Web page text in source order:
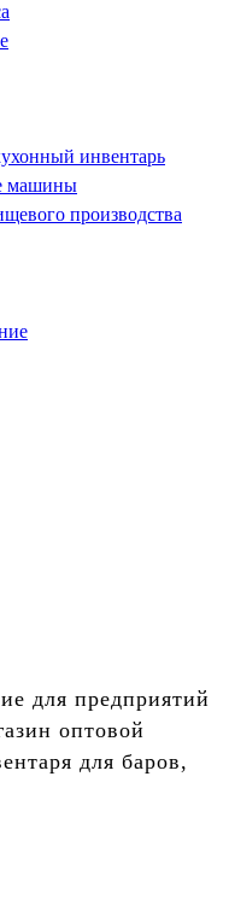
инвентарь
машины
производства
для предприятий
оптовой
для баров,